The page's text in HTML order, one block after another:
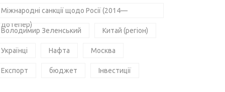
Міжнародні санкції щодо Росії (2014—
дотепер)
Володимир Зеленський Китай (регіон)
Українці Нафта Москва
Експорт бюджет Інвестиції